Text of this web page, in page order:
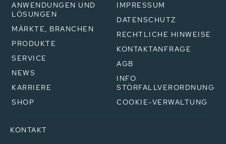
ANWENDUNGEN UND
LÖSUNGEN
MÄRKTE, BRANCHEN
PRODUKTE
SERVICE
NEWS
KARRIERE
SHOP
IMPRESSUM
DATENSCHUTZ
RECHTLICHE HINWEISE
KONTAKTANFRAGE
AGB
INFO
STÖRFALLVERORDNUNG
COOKIE-VERWALTUNG
KONTAKT